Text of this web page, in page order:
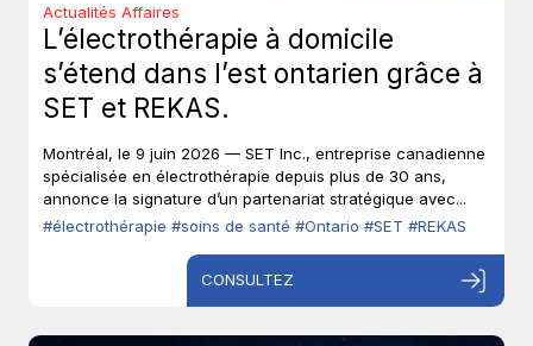
Actualités Affaires
L’électrothérapie à domicile
s’étend dans l’est ontarien grâce à
SET et REKAS.
Montréal, le 9 juin 2026 — SET Inc., entreprise canadienne
spécialisée en électrothérapie depuis plus de 30 ans,
annonce la signature d’un partenariat stratégique avec...
#électrothérapie #soins de santé #Ontario #SET #REKAS
CONSULTEZ